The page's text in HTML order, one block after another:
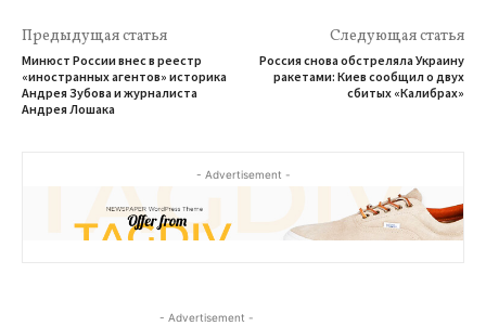
Предыдущая статья
Минюст России внес в реестр
«иностранных агентов» историка
Андрея Зубова и журналиста
Андрея Лошака
Следующая статья
Россия снова обстреляла Украину
ракетами: Киев сообщил о двух
сбитых «Калибрах»
- Advertisement -
- Advertisement -